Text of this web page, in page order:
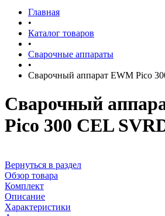
Главная
•
Каталог товаров
•
Сварочные аппараты
•
Сварочный аппарат EWM Pico
Сварочный
Pico 300 CEL
Вернуться в раздел
Обзор товара
Комплект
Описание
Характеристики